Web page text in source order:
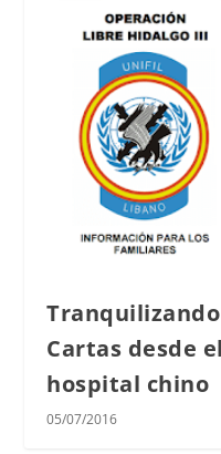
Cartas desde
hospital chino
05/07/2016